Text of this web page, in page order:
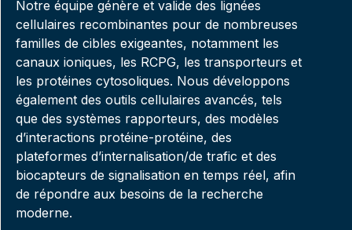
Notre équipe génère et valide des lignées
cellulaires recombinantes pour de nombreuses
familles de cibles exigeantes, notamment les
canaux ioniques, les RCPG, les transporteurs et
les protéines cytosoliques. Nous développons
également des outils cellulaires avancés, tels
que des systèmes rapporteurs, des modèles
d’interactions protéine-protéine, des
plateformes d’internalisation/de trafic et des
biocapteurs de signalisation en temps réel, afin
de répondre aux besoins de la recherche
moderne.